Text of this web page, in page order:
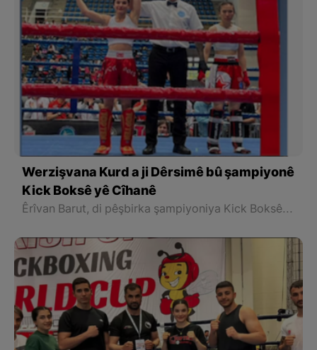
Werzişvana Kurd a ji Dêrsimê bû şampiyonê
Kick Boksê yê Cîhanê
Êrîvan Barut, di pêşbirka şampiyoniya Kick Boksê ya Cîhanê ya li Macarîstanê di navbera rojên 15-18ê Hezîranê birêve çû de, îro piştî hevrikê xwe yê Kazaxistanî piştî têkbir, derkete asta finalê ango qonaxa dawiyê û di fînalê de jî li hember hevrikê xwe yê Polonyayî bi serket û wek şampiyonê Kick Boksê yê Cîhanê bû xwedî kupa (kase)